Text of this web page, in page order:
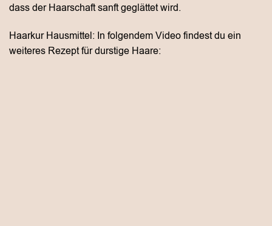
dass der Haarschaft sanft geglättet wird.
Haarkur Hausmittel: In folgendem Video findest du ein
weiteres Rezept für durstige Haare: